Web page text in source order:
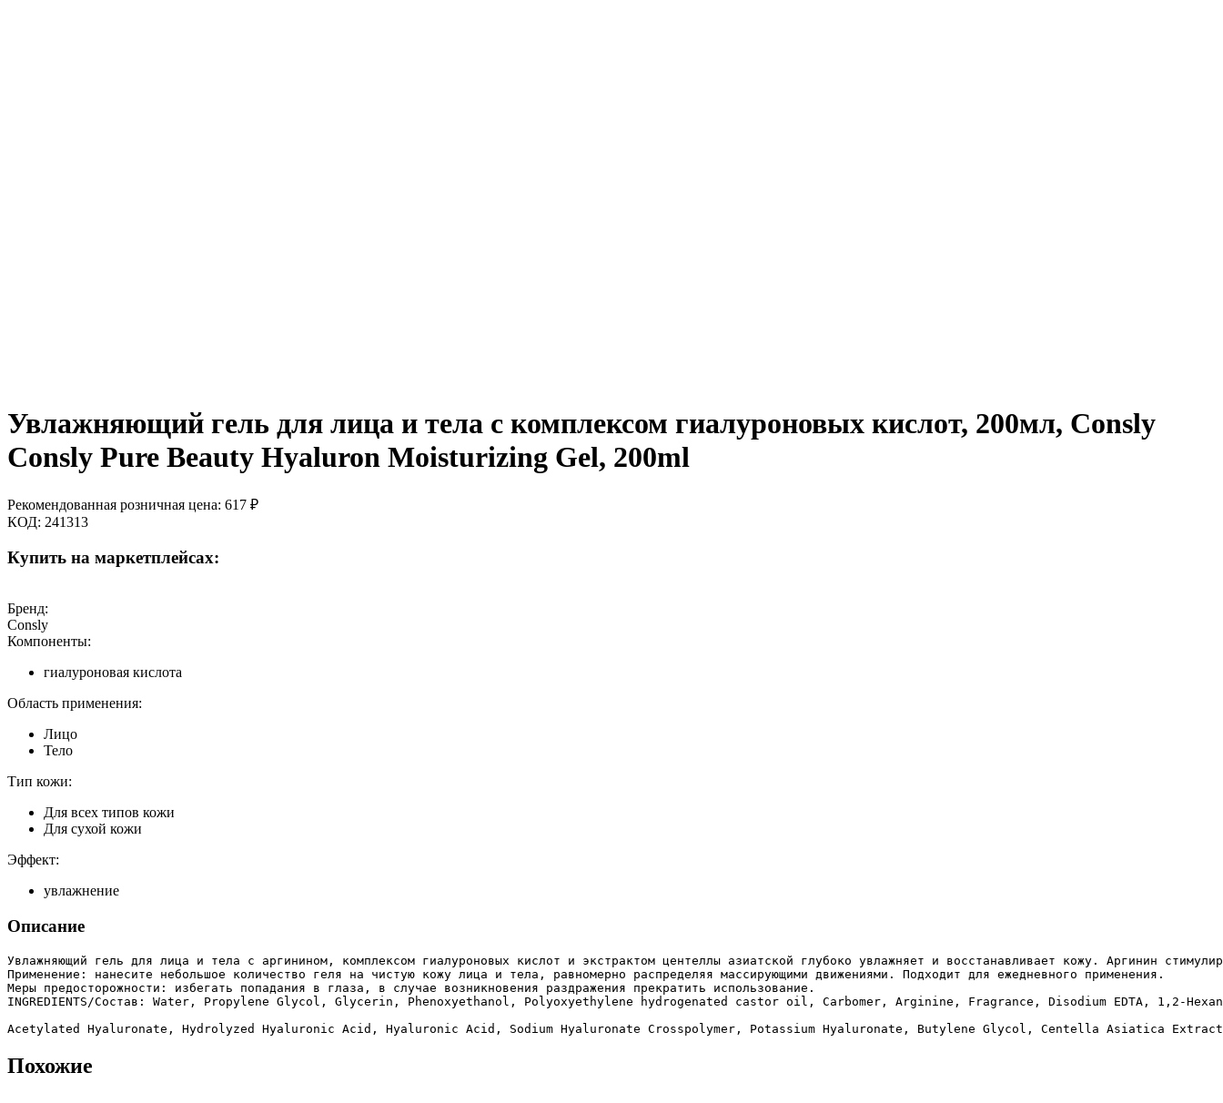
Увлажняющий гель для лица и тела с комплексом гиалуроновых кислот, 200мл, Consly
Consly Pure Beauty Hyaluron Moisturizing Gel, 200ml
Рекомендованная розничная цена: 617 ₽
КОД: 241313
Купить на маркетплейсах:
Бренд:
Consly
Компоненты:
гиалуроновая кислота
Область применения:
Лицо
Тело
Тип кожи:
Для всех типов кожи
Для сухой кожи
Эффект:
увлажнение
Описание
Увлажняющий гель для лица и тела с аргинином, комплексом гиалуроновых кислот и экстрактом центеллы азиатской глубоко увлажняет и восстанавливает кожу. Аргинин
Применение: нанесите небольшое количество геля на чистую кожу лица и тела, равномерно распределяя массирующими движениями. Подходит для ежедневного применения.
Меры предосторожности: избегать попадания в глаза, в случае возникновения раздражения прекратить использование.
INGREDIENTS/Состав: Water, Propylene Glycol, Glycerin, Phenoxyethanol, Polyoxyethylene hydrogenated castor oil, Carbomer, Arginine, Fragrance, Disodium EDTA, 1,2-
Acetylated Hyaluronate, Hydrolyzed Hyaluronic Acid, Hyaluronic Acid, Sodium Hyaluronate Crosspolymer, Potassium Hyaluronate, Butylene Glycol, Centella Asiatica
Похожие